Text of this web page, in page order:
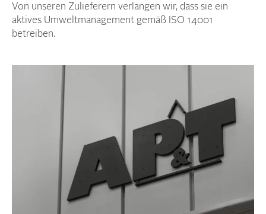
Von unseren Zulieferern verlangen wir, dass sie ein
aktives Umweltmanagement gemäß ISO 14001
betreiben.